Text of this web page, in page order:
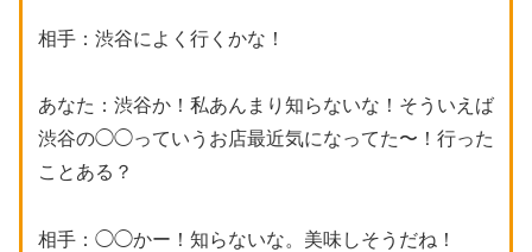
相手：渋谷によく行くかな！
あなた：渋谷か！私あんまり知らないな！そういえば
渋谷の◯◯っていうお店最近気になってた〜！行った
ことある？
相手：◯◯かー！知らないな。美味しそうだね！